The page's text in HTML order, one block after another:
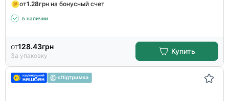
от1.28грн на бонусный счет
в наличии
от128.43грн
За упаковку
Купить